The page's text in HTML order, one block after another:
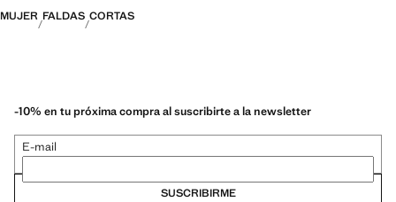
MUJER FALDAS CORTAS
-10% en tu próxima compra al suscribirte a la newsletter
E-mail
SUSCRIBIRME